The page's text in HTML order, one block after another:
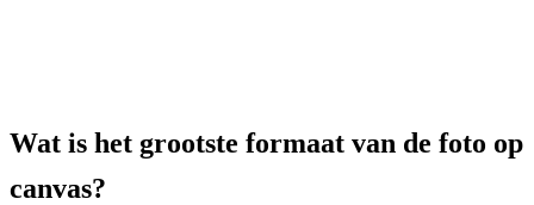
Wat is het grootste formaat van de foto op
canvas?